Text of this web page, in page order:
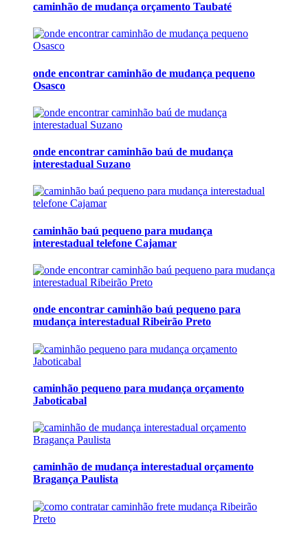
caminhão de mudança orçamento Taubaté
onde encontrar caminhão de mudança pequeno
Osasco
onde encontrar caminhão baú de mudança
interestadual Suzano
caminhão baú pequeno para mudança
interestadual telefone Cajamar
onde encontrar caminhão baú pequeno para
mudança interestadual Ribeirão Preto
caminhão pequeno para mudança orçamento
Jaboticabal
caminhão de mudança interestadual orçamento
Bragança Paulista